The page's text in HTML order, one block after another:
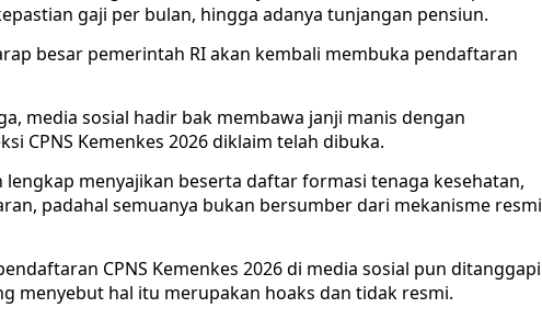
gaji per bulan, hingga adanya tunjangan pensiun.
besar pemerintah RI akan kembali membuka pendaftaran
media sosial hadir bak membawa janji manis dengan
CPNS Kemenkes 2026 diklaim telah dibuka.
menyajikan beserta daftar formasi tenaga kesehatan,
padahal semuanya bukan bersumber dari mekanisme resmi
CPNS Kemenkes 2026 di media sosial pun ditanggapi
menyebut hal itu merupakan hoaks dan tidak resmi.